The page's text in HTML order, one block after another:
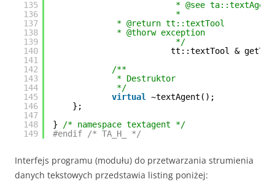
135
136
137
138
139
140
141
142
143
144
145
146
147
148
149
* @see
*
* @return tt::textTool
* @thorw exception
*/
tt::textTool &
/**
* Destruktor
*/
virtual
~textAgent();
};
}
/* namespace textagent */
#endif /* TA_H_ */
Interfejs programu (modułu) do przetwarzania strumienia
danych tekstowych przedstawia listing poniżej: